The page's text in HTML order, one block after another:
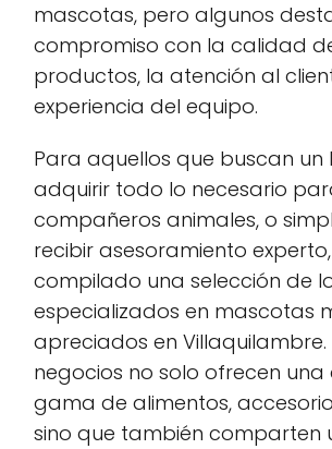
mascotas, pero algunos
compromiso con la calidad
productos, la atención al
experiencia del equipo.
Para aquellos que buscan
adquirir todo lo necesario
compañeros animales, o
recibir asesoramiento
compilado una selección de
especializados en mascotas
apreciados en Villaquilambre.
negocios no solo ofrecen una
gama de alimentos,
sino que también comparten